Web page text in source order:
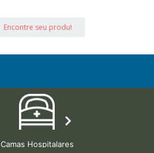
Camas Hospitalares